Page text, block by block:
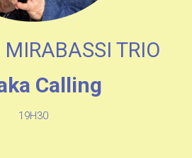
TRIO
Calling
19H30